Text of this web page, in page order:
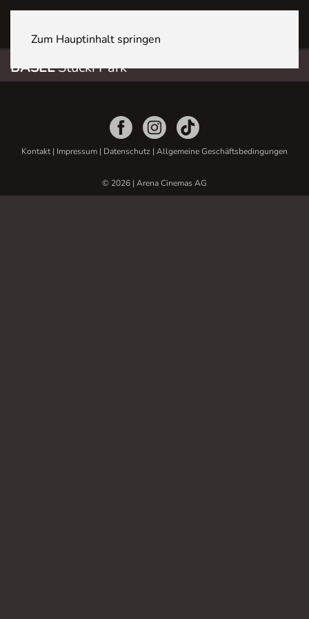
Zum Hauptinhalt springen
BASELStücki Park
Kontakt| Impressum | Datenschutz | Allgemeine Geschäftsbedingungen
© 2026 | Arena Cinemas AG